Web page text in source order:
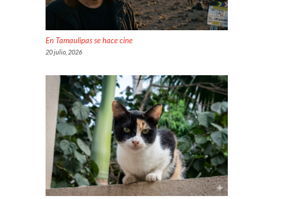
En Tamaulipas se hace cine
20 julio, 2026